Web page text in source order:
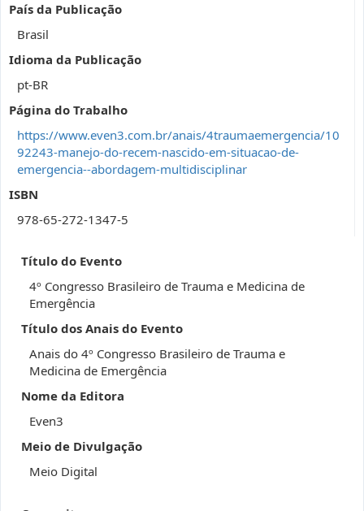
País da Publicação
Brasil
Idioma da Publicação
pt-BR
Página do Trabalho
https://www.even3.com.br/anais/4traumaemergencia/10
92243-manejo-do-recem-nascido-em-situacao-de-
emergencia--abordagem-multidisciplinar
ISBN
978-65-272-1347-5
Título do Evento
4º Congresso Brasileiro de Trauma e Medicina de
Emergência
Título dos Anais do Evento
Anais do 4º Congresso Brasileiro de Trauma e
Medicina de Emergência
Nome da Editora
Even3
Meio de Divulgação
Meio Digital